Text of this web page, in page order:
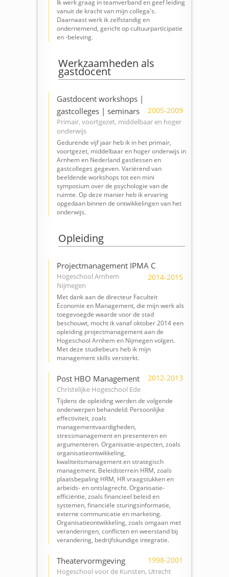
Ik werk graag in teamverband en geef leiding
vanuit de kracht van mijn collega's.
Daarnaast werk ik zelfstandig en
ondernemend, gericht op cultuurparticipatie
en -beleving.
Werkzaamheden als
gastdocent
Gastdocent workshops |
gastcolleges | seminars
2005-2009
Primair, voortgezet, middelbaar en hoger
onderwijs
Gedurende vijf jaar heb ik in het primair,
voortgezet, middelbaar en hoger onderwijs in
Arnhem en Nederland gastlessen en
gastcolleges gegeven. Variërend van
beeldende workshops tot een mini
symposium over de psychologie van de
ruimte. Op deze manier heb ik ervaring
opgedaan binnen de ontwikkelingen van het
onderwijs.
Opleiding
Projectmanagement IPMA C
2014-2015
Hogeschool Arnhem
Nijmegen
Met dank aan de directeur Faculteit
Economie en Management, die mijn werk als
toegevoegde waarde voor de stad
beschouwt, mocht ik vanaf oktober 2014 een
opleiding projectmanagement aan de
Hogeschool Arnhem en Nijmegen volgen.
Met deze studiebeurs heb ik mijn
management skills versterkt.
Post HBO Management 2012-2013
Christelijke Hogeschool Ede
Tijdens de opleiding werden de volgende
onderwerpen behandeld: Persoonlijke
effectiviteit, zoals
managementvaardigheden,
stressmanagement en presenteren en
argumenteren. Organisatie-aspecten, zoals
organisatieontwikkeling,
kwaliteitsmanagement en strategisch
management. Beleidsterrein HRM, zoals
plaatsbepaling HRM, HR vraagstukken en
arbeids- en ontslagrecht. Organisatie-
efficiëntie, zoals financieel beleid en
systemen, financiële sturingsinformatie,
externe communicatie en marketing.
Organisatieontwikkeling, zoals omgaan met
veranderingen, conflicten en weerstand bij
verandering, bedrijfskundige integratie.
Theatervormgeving 1998-2001
Hogeschool voor de Kunsten, Utrecht